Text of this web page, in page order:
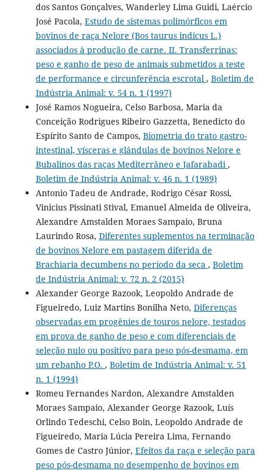
dos Santos Gonçalves, Wanderley Lima Guidi, Laércio
José Pacola, Estudo de sistemas polimórficos em
bovinos de raça Nelore (Bos taurus indicus L.)
associados à produção de carne. II. Transferrinas:
peso e ganho de peso de animais submetidos a teste
de performance e circunferência escrotal , Boletim de
Indústria Animal: v. 54 n. 1 (1997)
José Ramos Nogueira, Celso Barbosa, Maria da
Conceição Rodrigues Ribeiro Gazzetta, Benedicto do
Espírito Santo de Campos, Biometria do trato gastro-
intestinal, vísceras e glândulas de bovinos Nelore e
Bubalinos das raças Mediterrâneo e Jafarabadi ,
Boletim de Indústria Animal: v. 46 n. 1 (1989)
Antonio Tadeu de Andrade, Rodrigo César Rossi,
Vinicius Pissinati Stival, Emanuel Almeida de Oliveira,
Alexandre Amstalden Moraes Sampaio, Bruna
Laurindo Rosa, Diferentes suplementos na terminação
de bovinos Nelore em pastagem diferida de
Brachiaria decumbens no período da seca , Boletim
de Indústria Animal: v. 72 n. 2 (2015)
Alexander George Razook, Leopoldo Andrade de
Figueiredo, Luiz Martins Bonilha Neto, Diferenças
observadas em progênies de touros nelore, testados
em prova de ganho de peso e com diferenciais de
seleção nulo ou positivo para peso pós-desmama, em
um rebanho P.O. , Boletim de Indústria Animal: v. 51
n. 1 (1994)
Romeu Fernandes Nardon, Alexandre Amstalden
Moraes Sampaio, Alexander George Razook, Luís
Orlindo Tedeschi, Celso Boin, Leopoldo Andrade de
Figueiredo, Maria Lúcia Pereira Lima, Fernando
Gomes de Castro Júnior, Efeitos da raça e seleção para
peso pós-desmama no desempenho de bovinos em